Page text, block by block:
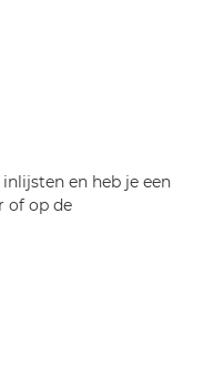
en heb je een
of op de